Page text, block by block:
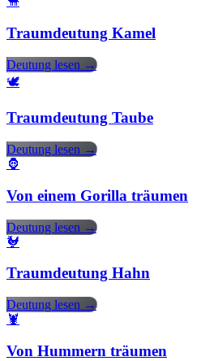
Traumdeutung Kamel
Deutung lesen →
🕊️
Traumdeutung Taube
Deutung lesen →
🦍
Von einem Gorilla träumen
Deutung lesen →
🐓
Traumdeutung Hahn
Deutung lesen →
🦞
Von Hummern träumen